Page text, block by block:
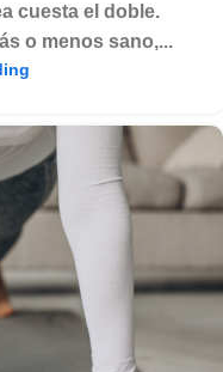
cuesta el doble.
o menos sano,...